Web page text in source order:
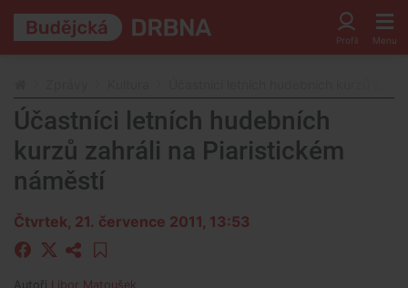
Účastníci letních hudebních
kurzů zahráli na Piaristickém
náměstí
Čtvrtek, 21. července 2011, 13:53
Autoři Libor Matoušek